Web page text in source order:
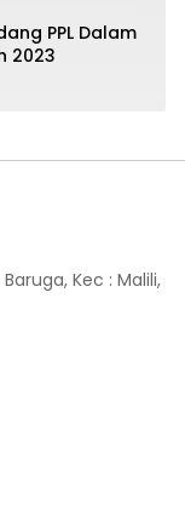
PPL Dalam
2023
Kec : Malili,